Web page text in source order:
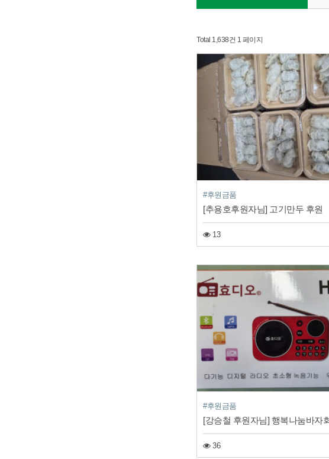
Total 1,638건 1 페이지
#후원금품
[추용호후원자님] 고기만두 후원
13
#후원금품
36